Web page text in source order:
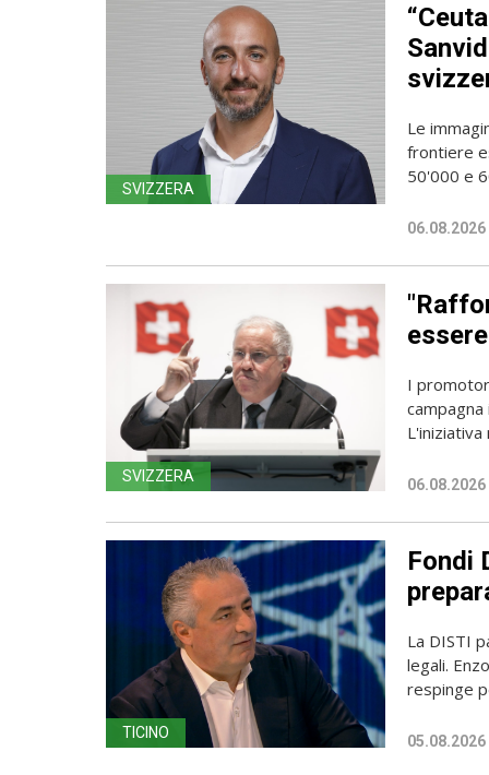
SVIZZERA
Le
frontiere
50'000 e
06.08.2026
SVIZZERA
I
L'iniziativa
06.08.2026
TICINO
Fondi
La DISTI
legali.
respinge
05.08.2026